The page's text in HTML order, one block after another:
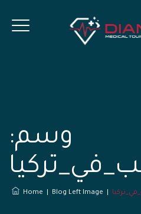
وسم:
Home Blog Left Image